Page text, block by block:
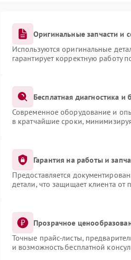
Оригинальные запчасти и
Используются оригинальные
гарантирует корректную работу
Бесплатная диагностика
Современное оборудование и
в кратчайшие сроки,
Гарантия на работы и
Предоставляется
детали, что защищает клиента от
Прозрачное
Точные прайс-листы,
и возможность бесплатной